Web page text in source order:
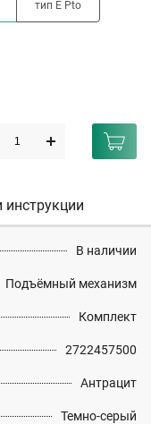
тип E Pto
В наличии
Подъёмный механизм
Комплект
2722457500
Антрацит
Темно-серый